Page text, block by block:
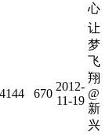
心
4144 670
2012-
11-19
让
梦
飞
翔
@
新
兴